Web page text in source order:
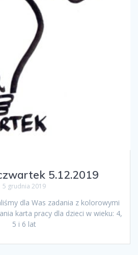
5.12.2019
5 grudnia 2019
dla Was zadania z kolorowymi
karta pracy dla dzieci w wieku: 4,
5 i 6 lat